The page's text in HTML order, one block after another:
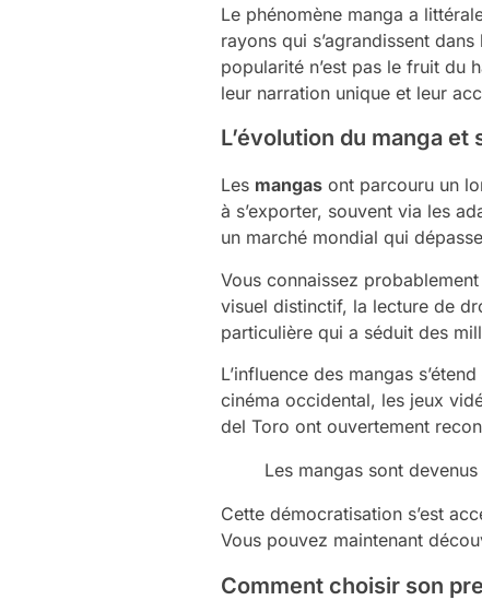
Le phénomène manga a
rayons qui s’agrandissent
popularité n’est pas le fruit du
leur narration unique et leur
L’évolution du manga
Les mangasont parcouru un
à s’exporter, souvent via les
un marché mondial qui
Vous connaissez
visuel distinctif, la lecture de
particulière qui a séduit des
L’influence des mangas
cinéma occidental, les jeux
del Toro ont ouvertement
Les mangas sont
Cette démocratisation s’est
Vous pouvez maintenant
Comment choisir son